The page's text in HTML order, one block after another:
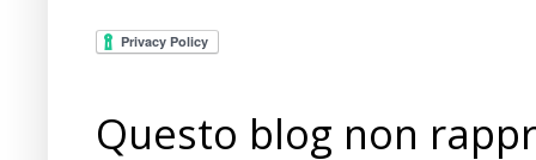
Questo blog non